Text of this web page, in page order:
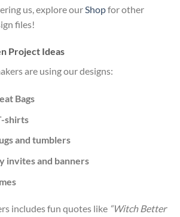
us, explore our Shopfor other
files!
Project Ideas
are using our designs:
Bags
shirts
and tumblers
invites and banners
includes fun quotes like “Witch Better